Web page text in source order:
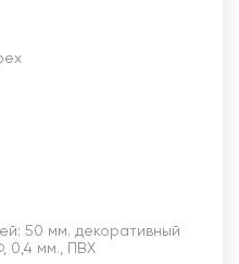
50 мм. декоративный
0,4 мм., ПВХ